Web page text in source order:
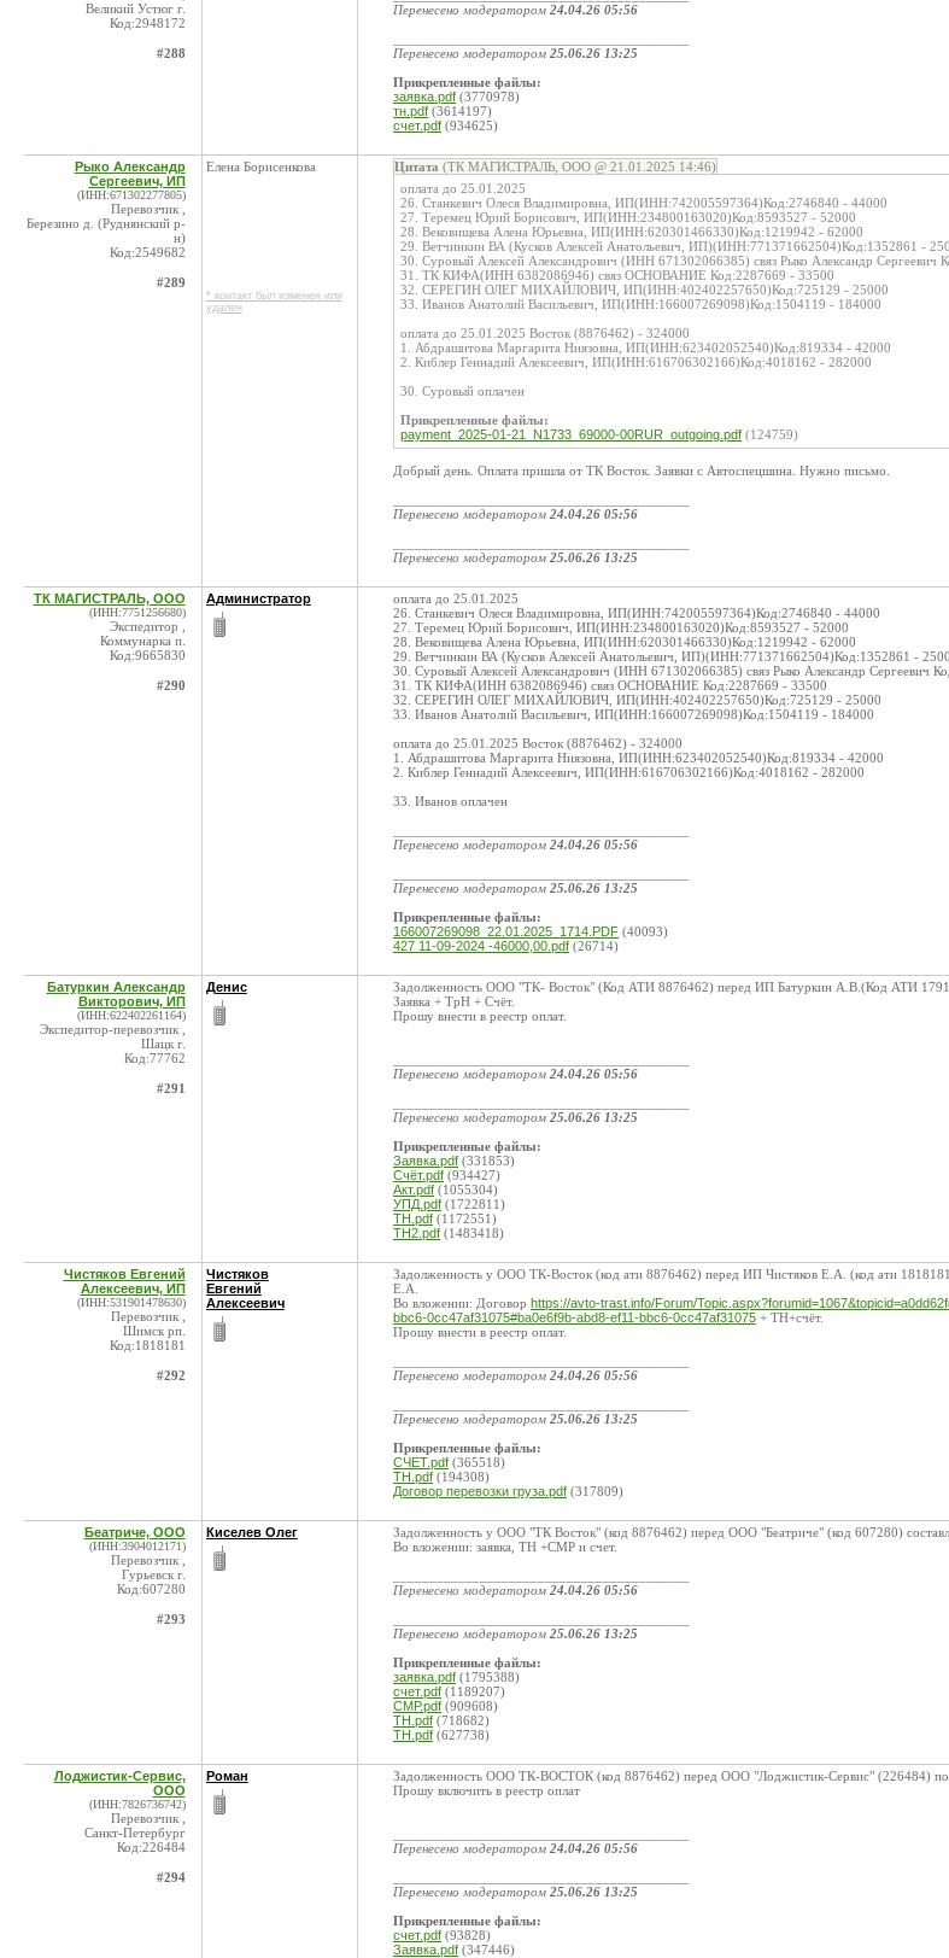
Великий Устюг г.
Код:2948172
#288
Перенесено модератором 24.04.26 05:56
Перенесено модератором 25.06.26 13:25
Прикрепленные файлы:
заявка.pdf (3770978)
тн.pdf (3614197)
счет.pdf (934625)
Рыко Александр
Сергеевич, ИП
(ИНН:671302277805)
Перевозчик ,
Березино д. (Руднянский р-
н)
Код:2549682
#289
Елена Борисенкова
* контакт был изменен или
удален
Цитата (ТК МАГИСТРАЛЬ, ООО @ 21.01.2025 14:46)
оплата до 25.01.2025
26. Станкевич Олеся Владимировна, ИП(ИНН:742005597364)Код:2746840 - 44000
27. Теремец Юрий Борисович, ИП(ИНН:234800163020)Код:8593527 - 52000
28. Вековищева Алена Юрьевна, ИП(ИНН:620301466330)Код:1219942 - 62000
29. Ветчинкин ВА (Кусков Алексей Анатольевич, ИП)(ИНН:771371662504)Код:1352861 -
30. Суровый Алексей Александрович (ИНН 671302066385) связ Рыко Александр Сергеевич
31. ТК КИФА(ИНН 6382086946) связ ОСНОВАНИЕ Код:2287669 - 33500
32. СЕРЕГИН ОЛЕГ МИХАЙЛОВИЧ, ИП(ИНН:402402257650)Код:725129 - 25000
33. Иванов Анатолий Васильевич, ИП(ИНН:166007269098)Код:1504119 - 184000
оплата до 25.01.2025 Восток (8876462) - 324000
1. Абдрашитова Маргарита Ниязовна, ИП(ИНН:623402052540)Код:819334 - 42000
2. Киблер Геннадий Алексеевич, ИП(ИНН:616706302166)Код:4018162 - 282000
30. Суровый оплачен
Прикрепленные файлы:
payment_2025-01-21_N1733_69000-00RUR_outgoing.pdf (124759)
Добрый день. Оплата пришла от ТК Восток. Заявки с Автоспецшина. Нужно письмо.
Перенесено модератором 24.04.26 05:56
Перенесено модератором 25.06.26 13:25
ТК МАГИСТРАЛЬ, ООО
(ИНН:7751256680)
Экспедитор ,
Коммунарка п.
Код:9665830
#290
Администратор
оплата до 25.01.2025
26. Станкевич Олеся Владимировна, ИП(ИНН:742005597364)Код:2746840 - 44000
27. Теремец Юрий Борисович, ИП(ИНН:234800163020)Код:8593527 - 52000
28. Вековищева Алена Юрьевна, ИП(ИНН:620301466330)Код:1219942 - 62000
29. Ветчинкин ВА (Кусков Алексей Анатольевич, ИП)(ИНН:771371662504)Код:1352861 -
30. Суровый Алексей Александрович (ИНН 671302066385) связ Рыко Александр Сергеевич
31. ТК КИФА(ИНН 6382086946) связ ОСНОВАНИЕ Код:2287669 - 33500
32. СЕРЕГИН ОЛЕГ МИХАЙЛОВИЧ, ИП(ИНН:402402257650)Код:725129 - 25000
33. Иванов Анатолий Васильевич, ИП(ИНН:166007269098)Код:1504119 - 184000
оплата до 25.01.2025 Восток (8876462) - 324000
1. Абдрашитова Маргарита Ниязовна, ИП(ИНН:623402052540)Код:819334 - 42000
2. Киблер Геннадий Алексеевич, ИП(ИНН:616706302166)Код:4018162 - 282000
33. Иванов оплачен
Перенесено модератором 24.04.26 05:56
Перенесено модератором 25.06.26 13:25
Прикрепленные файлы:
166007269098_22.01.2025_1714.PDF (40093)
427 11-09-2024 -46000,00.pdf (26714)
Батуркин Александр
Викторович, ИП
(ИНН:622402261164)
Экспедитор-перевозчик ,
Шацк г.
Код:77762
#291
Денис
Задолженность ООО "ТК- Восток" (Код АТИ 8876462) перед ИП Батуркин А.В.(Код АТИ
Заявка + ТрН + Счёт.
Прошу внести в реестр оплат.
Перенесено модератором 24.04.26 05:56
Перенесено модератором 25.06.26 13:25
Прикрепленные файлы:
Заявка.pdf (331853)
Счёт.pdf (934427)
Акт.pdf (1055304)
УПД.pdf (1722811)
ТН.pdf (1172551)
ТН2.pdf (1483418)
Чистяков Евгений
Алексеевич, ИП
(ИНН:531901478630)
Перевозчик ,
Шимск рп.
Код:1818181
#292
Чистяков
Евгений
Алексеевич
Задолженность у ООО ТК-Восток (код ати 8876462) перед ИП Чистяков Е.А. (код ати
Е.А.
Во вложении: Договор https://avto-trast.info/Forum/
bbc6-0cc47af31075#ba0e6f9b-abd8-ef11-bbc6-0cc47af31075 + ТН+счёт.
Прошу внести в реестр оплат.
Перенесено модератором 24.04.26 05:56
Перенесено модератором 25.06.26 13:25
Прикрепленные файлы:
СЧЕТ.pdf (365518)
ТН.pdf (194308)
Договор перевозки груза.pdf (317809)
Беатриче, ООО
(ИНН:3904012171)
Перевозчик ,
Гурьевск г.
Код:607280
#293
Киселев Олег
Задолженность у ООО "ТК Восток" (код 8876462) перед ООО "Беатриче" (код 607280)
Во вложении: заявка, ТН +СМР и счет.
Перенесено модератором 24.04.26 05:56
Перенесено модератором 25.06.26 13:25
Прикрепленные файлы:
заявка.pdf (1795388)
счет.pdf (1189207)
СМР.pdf (909608)
ТН.pdf (718682)
ТН.pdf (627738)
Лоджистик-Сервис,
ООО
(ИНН:7826736742)
Перевозчик ,
Санкт-Петербург
Код:226484
#294
Роман
Задолженность ООО ТК-ВОСТОК (код 8876462) перед ООО "Лоджистик-Сервис" (226484) по
Прошу включить в реестр оплат
Перенесено модератором 24.04.26 05:56
Перенесено модератором 25.06.26 13:25
Прикрепленные файлы:
счет.pdf (93828)
Заявка.pdf (347446)